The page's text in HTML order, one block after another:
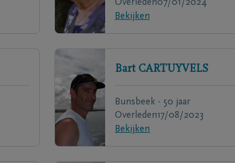
Overleden07/01/2024
Bekijken
Bart CARTUYVELS
Bunsbeek - 50 jaar
Overleden17/08/2023
Bekijken